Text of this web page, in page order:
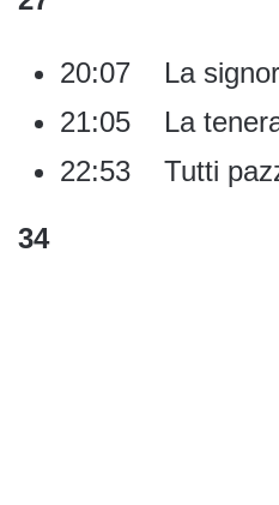
20:07 La
21:05 La
22:53 Tutti
34